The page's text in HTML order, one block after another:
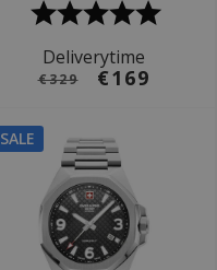
Deliverytime
€329 €169
SALE